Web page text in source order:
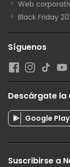
Web
Black Friday
Síguenos
Descárgate la
Google Play
Suscribirse a